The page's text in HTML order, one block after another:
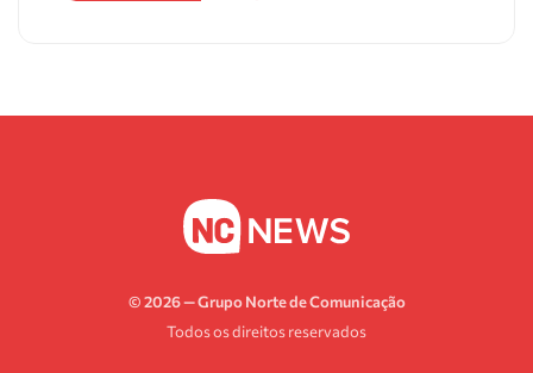
© 2026 — Grupo Norte de Comunicação
Todos os direitos reservados